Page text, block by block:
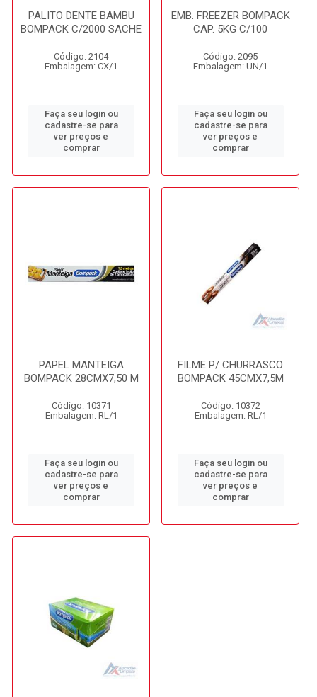
PALITO DENTE BAMBU
BOMPACK C/2000 SACHE
Código: 2104
Embalagem: CX/1
Faça seu login ou
cadastre-se para
ver preços e
comprar
EMB. FREEZER BOMPACK
CAP. 5KG C/100
Código: 2095
Embalagem: UN/1
Faça seu login ou
cadastre-se para
ver preços e
comprar
PAPEL MANTEIGA
BOMPACK 28CMX7,50 M
Código: 10371
Embalagem: RL/1
Faça seu login ou
cadastre-se para
ver preços e
comprar
FILME P/ CHURRASCO
BOMPACK 45CMX7,5M
Código: 10372
Embalagem: RL/1
Faça seu login ou
cadastre-se para
ver preços e
comprar